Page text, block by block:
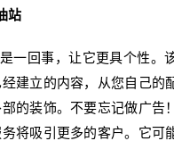
站
回事，让它更具个性。
建立的内容，从您自己的
的装饰。不要忘记做广告
将吸引更多的客户。它可